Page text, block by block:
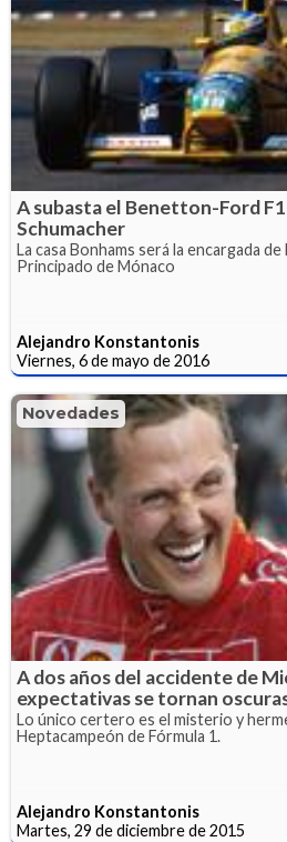
A subasta el Benetton-Ford
Schumacher
La casa Bonhams será la encargada
Principado de Mónaco
Alejandro Konstantonis
Viernes, 6 de mayo de 2016
Novedades
A dos años del accidente de
expectativas se tornan
Lo único certero es el misterio y
Heptacampeón de Fórmula 1.
Alejandro Konstantonis
Martes, 29 de diciembre de 2015